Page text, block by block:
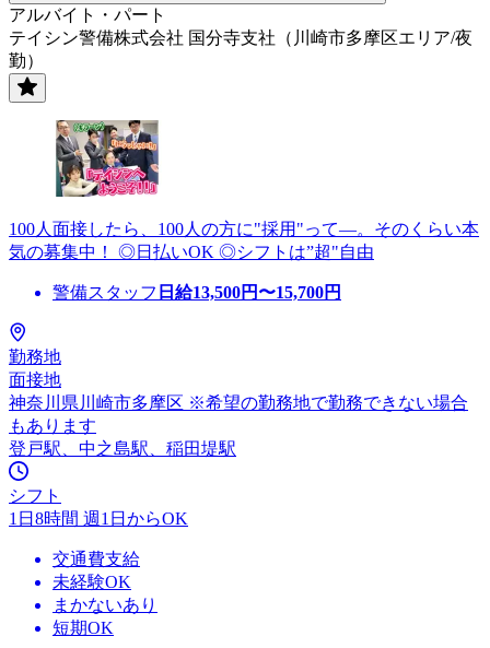
アルバイト・パート
テイシン警備株式会社 国分寺支社（川崎市多摩区エリア/夜
勤）
100人面接したら、100人の方に"採用"って―。そのくらい本
気の募集中！ ◎日払いOK ◎シフトは”超"自由
警備スタッフ 日給13,500円〜15,700円
勤務地
面接地
神奈川県川崎市多摩区 ※希望の勤務地で勤務できない場合
もあります
登戸駅、中之島駅、稲田堤駅
シフト
1日8時間 週1日からOK
交通費支給
未経験OK
まかないあり
短期OK